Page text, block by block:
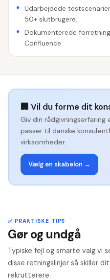
Udarbejdede
50+ slutbrugere.
Dokumenterede
Confluence.
🏢 Vil du forme dit
Giv din
passer til danske
virksomheder.
Vælg en skabelon →
✅ PRAKTISKE TIPS
Gør og undgå
Typiske fejl og smarte valg vi
disse retningslinjer så skiller
rekrutterere.